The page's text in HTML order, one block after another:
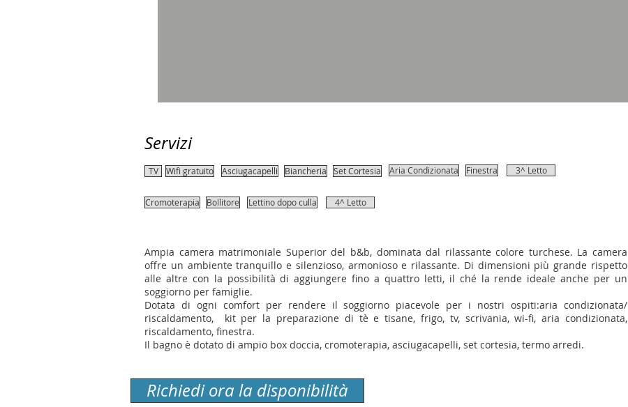
Servizi
TV Wifi gratuito Asciugacapelli Biancheria Set Cortesia Aria Condizionata Finestra 3^ Letto
Cromoterapia Bollitore Lettino dopo culla 4^ Letto
Ampia camera matrimoniale Superior del b&b, dominata dal rilassante colore turchese. La camera
offre un ambiente tranquillo e silenzioso, armonioso e rilassante. Di dimensioni più grande rispetto
alle altre con la possibilità di aggiungere fino a quattro letti, il ché la rende ideale anche per un
soggiorno per famiglie.
Dotata di ogni comfort per rendere il soggiorno piacevole per i nostri ospiti:aria condizionata/
riscaldamento, kit per la preparazione di tè e tisane, frigo, tv, scrivania, wi-fi, aria condizionata,
riscaldamento, finestra.
Il bagno è dotato di ampio box doccia, cromoterapia, asciugacapelli, set cortesia, termo arredi.
Richiedi ora la disponibilità